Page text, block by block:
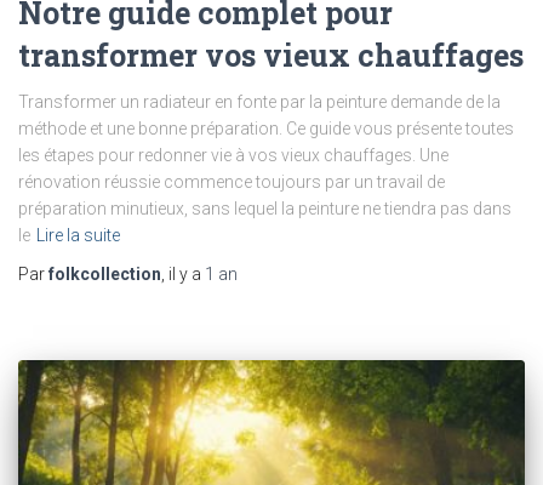
Notre guide complet pour
transformer vos vieux chauffages
Transformer un radiateur en fonte par la peinture demande de la
méthode et une bonne préparation. Ce guide vous présente toutes
les étapes pour redonner vie à vos vieux chauffages. Une
rénovation réussie commence toujours par un travail de
préparation minutieux, sans lequel la peinture ne tiendra pas dans
le
Lire la suite
Parfolkcollection , il y a 1 an